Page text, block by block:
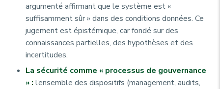
argumenté affirmant que le système est «
suffisamment sûr » dans des conditions données. Ce
jugement est épistémique, car fondé sur des
connaissances partielles, des hypothèses et des
incertitudes.
La sécurité comme « processus de gouvernance
» : l’ensemble des dispositifs (management, audits,